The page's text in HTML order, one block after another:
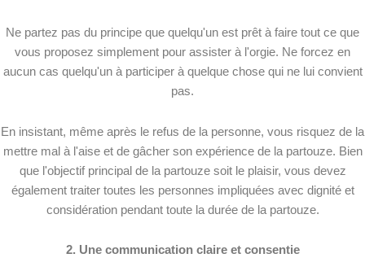
Ne partez pas du principe que quelqu'un est prêt à faire tout ce que
vous proposez simplement pour assister à l'orgie. Ne forcez en
aucun cas quelqu'un à participer à quelque chose qui ne lui convient
pas.
En insistant, même après le refus de la personne, vous risquez de la
mettre mal à l'aise et de gâcher son expérience de la partouze. Bien
que l'objectif principal de la partouze soit le plaisir, vous devez
également traiter toutes les personnes impliquées avec dignité et
considération pendant toute la durée de la partouze.
2. Une communication claire et consentie